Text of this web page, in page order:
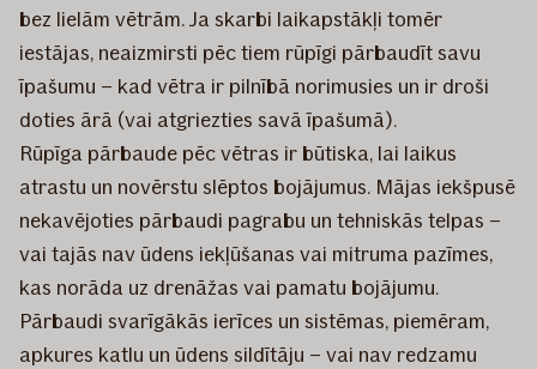
bez lielām vētrām. Ja skarbi laikapstākļi tomēr
iestājas, neaizmirsti pēc tiem rūpīgi pārbaudīt savu
īpašumu – kad vētra ir pilnībā norimusies un ir droši
doties ārā (vai atgriezties savā īpašumā).
Rūpīga pārbaude pēc vētras ir būtiska, lai laikus
atrastu un novērstu slēptos bojājumus. Mājas iekšpusē
nekavējoties pārbaudi pagrabu un tehniskās telpas –
vai tajās nav ūdens iekļūšanas vai mitruma pazīmes,
kas norāda uz drenāžas vai pamatu bojājumu.
Pārbaudi svarīgākās ierīces un sistēmas, piemēram,
apkures katlu un ūdens sildītāju – vai nav redzamu